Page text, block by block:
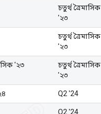
চতুর্থ ত্রৈমাসিক
'২৩
চতুর্থ ত্রৈমাসিক
'২৩
'২৩
চতুর্থ ত্রৈমাসিক
'২৩
Q2 '24
Q2 '24